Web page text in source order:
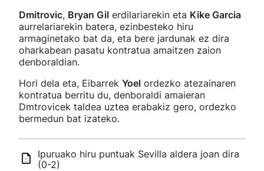
Dmitrovic, Bryan Gil erdilariarekin eta Kike Garcia
aurrelariarekin batera, ezinbesteko hiru
armaginetako bat da, eta bere jardunak ez dira
oharkabean pasatu kontratua amaitzen zaion
denboraldian.
Hori dela eta, Eibarrek Yoel ordezko atezainaren
kontratua berritu du, denboraldi amaieran
Dmtrovicek taldea uztea erabakiz gero, ordezko
bermedun bat izateko.
Ipuruako hiru puntuak Sevilla aldera joan dira
(0-2)